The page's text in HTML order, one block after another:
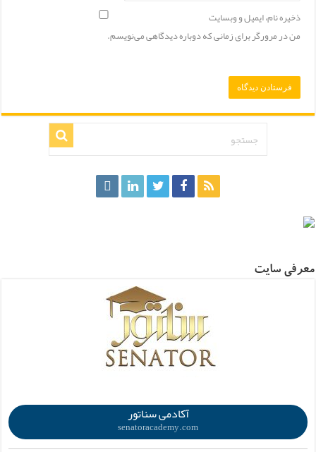
ذخیره نام، ایمیل و وبسایت
من در مرورگر برای زمانی که دوباره دیدگاهی می‌نویسم.
معرفی سایت
آکادمی سناتور
senatoracademy.com